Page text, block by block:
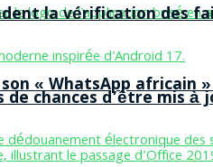
« WhatsApp africain
la vérification des
chances d’être mis à